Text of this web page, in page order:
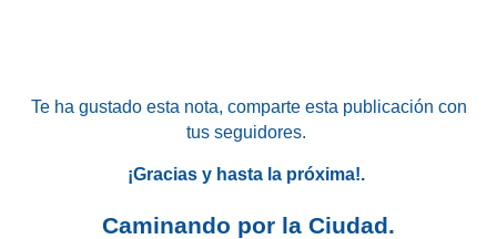
Te ha gustado esta nota, comparte esta publicación con
tus seguidores.
¡Gracias y hasta la próxima!.
Caminando por la Ciudad.